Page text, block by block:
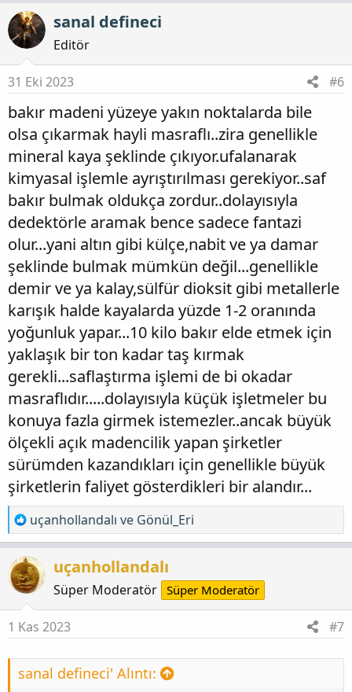
sanal defineci
Editör
31 Eki 2023 #6
bakır madeni yüzeye yakın noktalarda bile
olsa çıkarmak hayli masraflı..zira genellikle
mineral kaya şeklinde çıkıyor.ufalanarak
kimyasal işlemle ayrıştırılması gerekiyor..saf
bakır bulmak oldukça zordur..dolayısıyla
dedektörle aramak bence sadece fantazi
olur...yani altın gibi külçe,nabit ve ya damar
şeklinde bulmak mümkün değil...genellikle
demir ve ya kalay,sülfür dioksit gibi metallerle
karışık halde kayalarda yüzde 1-2 oranında
yoğunluk yapar...10 kilo bakır elde etmek için
yaklaşık bir ton kadar taş kırmak
gerekli...saflaştırma işlemi de bi okadar
masraflıdır.....dolayısıyla küçük işletmeler bu
konuya fazla girmek istemezler..ancak büyük
ölçekli açık madencilik yapan şirketler
sürümden kazandıkları için genellikle büyük
şirketlerin faliyet gösterdikleri bir alandır...
T
e
p
k
i
l
e
r
:
uçanhollandalı ve Gönül_Eri
uçanhollandalı
Süper Moderatör Süper Moderatör
1 Kas 2023 #7
sanal defineci' Alıntı: